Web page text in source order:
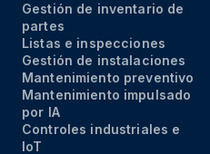
Gestión de inventario de
partes
Listas e inspecciones
Gestión de instalaciones
Mantenimiento preventivo
Mantenimiento impulsado
por IA
Controles industriales e
IoT